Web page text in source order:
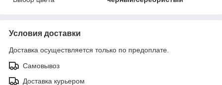
Условия доставки
Доставка осуществляется только по предоплате.
Самовывоз
Доставка курьером